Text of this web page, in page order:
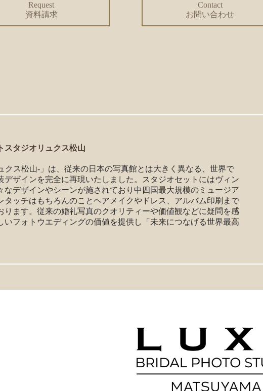
Request
資料請求
Contact
お問い合わせ
スタジオリュクス松山
クス松山-」は、従来の日本の写真館とは大きく異なる、世界で
デザインを完全に再現いたしました。スタジオセットにはヴィン
デザインやシーンが施されており中四国最大規模のミュージア
タッチはもちろんのことヘアメイクやドレス、アルバム印刷まで
ます。従来の婚礼写真のクオリティーや価値観などに疑問を感
いフォトウエディングの価値を提供し「未来につなげる世界最高